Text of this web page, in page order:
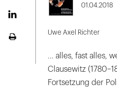
01.04.2018
Uwe Axel Richter
... alles, fast alles,
Clausewitz
Fortsetzung der